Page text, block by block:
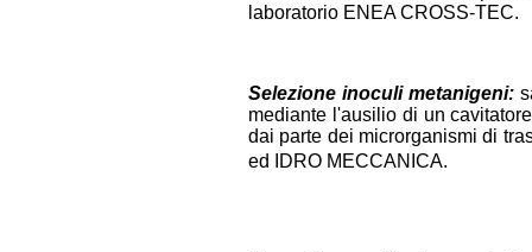
laboratorio ENEA CROSS-TEC.
Selezione inoculi metanigeni:
mediante l'ausilio di un
dai parte dei microrganismi di
ed IDRO MECCANICA.